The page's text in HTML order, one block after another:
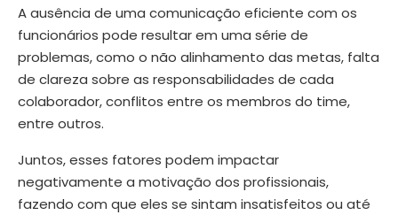
A ausência de uma comunicação eficiente com os
funcionários pode resultar em uma série de
problemas, como o não alinhamento das metas, falta
de clareza sobre as responsabilidades de cada
colaborador, conflitos entre os membros do time,
entre outros.
Juntos, esses fatores podem impactar
negativamente a motivação dos profissionais,
fazendo com que eles se sintam insatisfeitos ou até